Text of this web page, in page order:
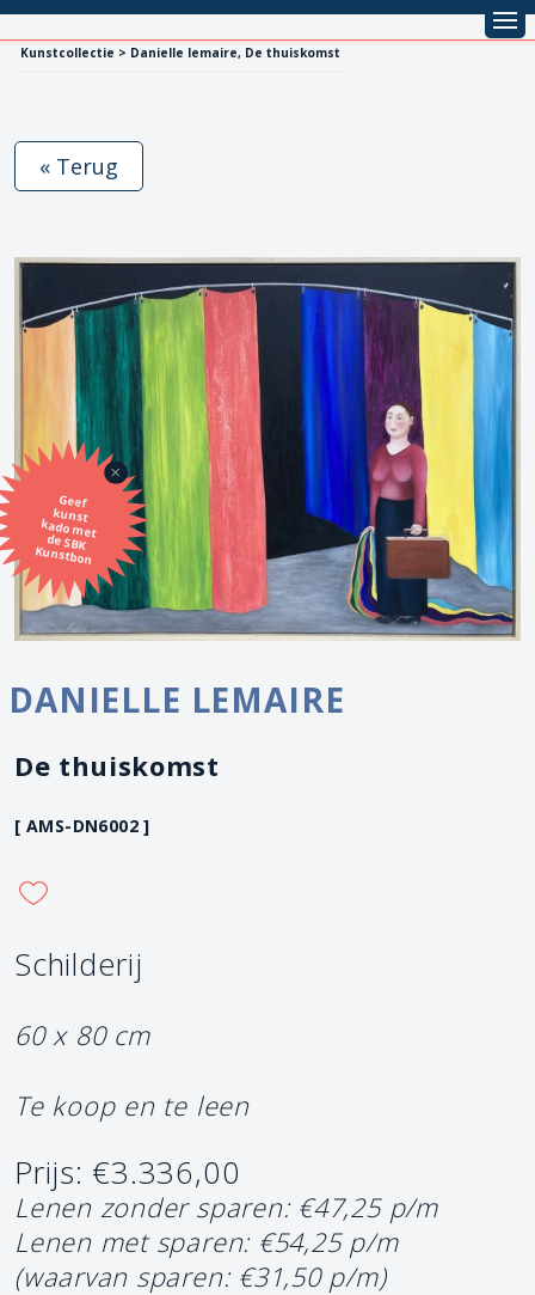
Kunstcollectie > Danielle lemaire, De thuiskomst
Geef
kunst
kado met
de SBK
Kunstbon
« Terug
DANIELLE LEMAIRE
De thuiskomst
[ AMS-DN6002 ]
Schilderij
60 x 80 cm
Te koop en te leen
Prijs: €3.336,00
Lenen zonder sparen: €47,25 p/m
Lenen met sparen: €54,25 p/m
(waarvan sparen: €31,50 p/m)